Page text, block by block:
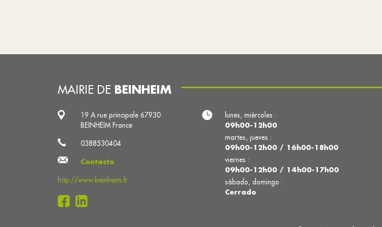
MAIRIE DE BEINHEIM
19 A rue principale 67930
BEINHEIM France
0388530404
Contacto
http://www.beinheim.fr
lunes, miércoles :
09h00-12h00
martes, jueves :
09h00-12h00 / 16h00-18h00
viernes :
09h00-12h00 / 14h00-17h00
sábado, domingo :
Cerrado